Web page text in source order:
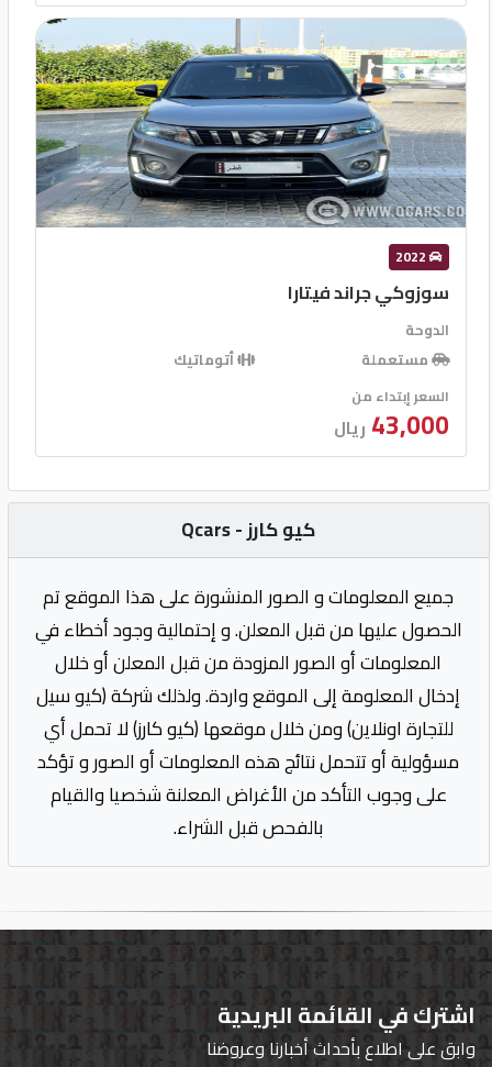
2022
سوزوكي جراند فيتارا
الدوحة
مستعملة
أتوماتيك
السعر إبتداء من
43,000 ريال
كيو كارز - Qcars
جميع المعلومات و الصور المنشورة على هذا الموقع تم
الحصول عليها من قبل المعلن. و إحتمالية وجود أخطاء في
المعلومات أو الصور المزودة من قبل المعلن أو خلال
إدخال المعلومة إلى الموقع واردة. ولذلك شركة (كيو سيل
للتجارة اونلاين) ومن خلال موقعها (كيو كارز) لا تحمل أي
مسؤولية أو تتحمل نتائج هذه المعلومات أو الصور و تؤكد
على وجوب التأكد من الأغراض المعلنة شخصيا والقيام
بالفحص قبل الشراء.
اشترك في القائمة البريدية
وابق على اطلاع بأحداث أخبارنا وعروضنا